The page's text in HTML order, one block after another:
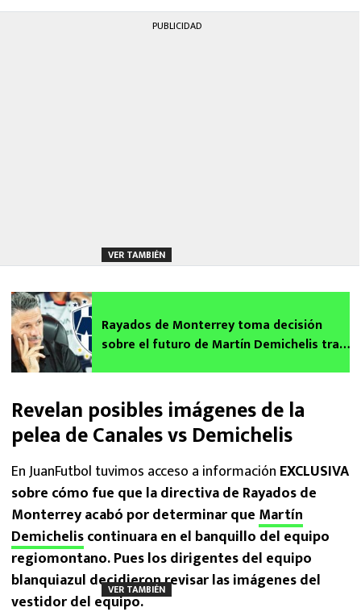
PUBLICIDAD
VER TAMBIÉN
Rayados de Monterrey toma decisión
sobre el futuro de Martín Demichelis tras
Revelan posibles imágenes de la
pelea de Canales vs Demichelis
En JuanFutbol tuvimos acceso a información EXCLUSIVA
sobre cómo fue que la directiva de Rayados de
Monterrey acabó por determinar que Martín
Demicheliscontinuara en el banquillo del equipo
regiomontano. Pues los dirigentes del equipo
blanquiazul decidieron revisar las imágenes del
vestidor del equipo.
VER TAMBIÉN